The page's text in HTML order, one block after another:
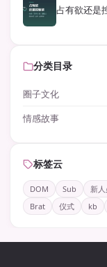
占有欲还是
分类目录
圈子文化
情感故事
标签云
DOM Sub 新
Brat
仪式 kb